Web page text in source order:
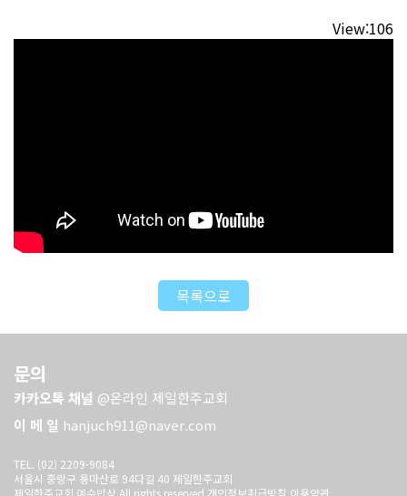
View:106
목록으로
문의
카카오톡 채널 @온라인 제일한주교회
이 메 일 hanjuch911@naver.com
TEL. (02) 2209-9084
서울시 중랑구 용마산로 94다길 40 제일한주교회